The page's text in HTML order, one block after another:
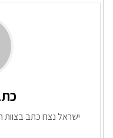
ישראל נצח כתב בצוות